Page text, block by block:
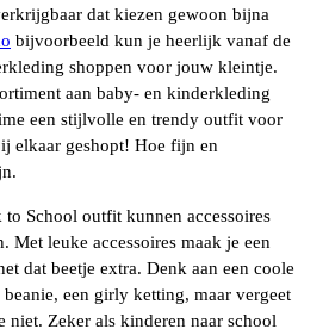
dat kiezen gewoon bijna
bijvoorbeeld kun je heerlijk vanaf de
shoppen voor jouw kleintje.
aan baby- en kinderkleding
een stijlvolle en trendy outfit voor
elkaar geshopt! Hoe fijn en
to School outfit kunnen accessoires
Met leuke accessoires maak je een
dat beetje extra. Denk aan een coole
een girly ketting, maar vergeet
niet. Zeker als kinderen naar school